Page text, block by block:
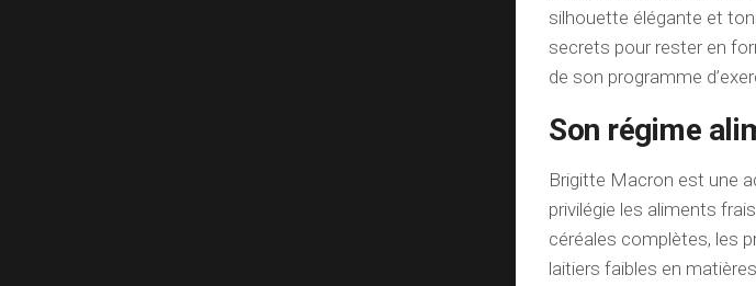
silhouette élégante et
secrets pour rester en
de son programme
Son régime
Brigitte Macron est une
privilégie les aliments
céréales complètes, les
laitiers faibles en